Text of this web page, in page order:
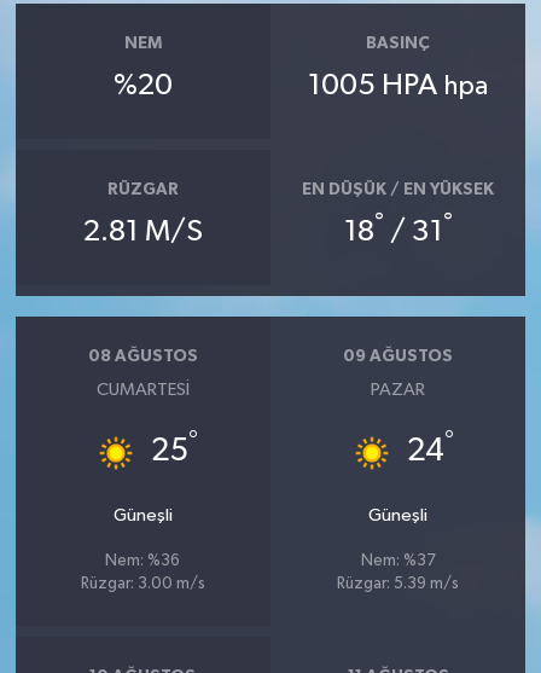
NEM
%20
BASINÇ
1005 HPA hpa
RÜZGAR
2.81 M/S
EN DÜŞÜK / EN YÜKSEK
18° / 31 °
08 AĞUSTOS
CUMARTESI
25°
Güneşli
Nem: %36
Rüzgar: 3.00 m/s
09 AĞUSTOS
PAZAR
24°
Güneşli
Nem: %37
Rüzgar: 5.39 m/s